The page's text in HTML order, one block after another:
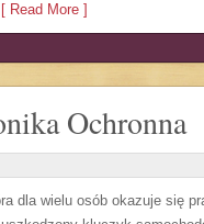
[ Read More ]
Ochronna
dla wielu osób okazuje się